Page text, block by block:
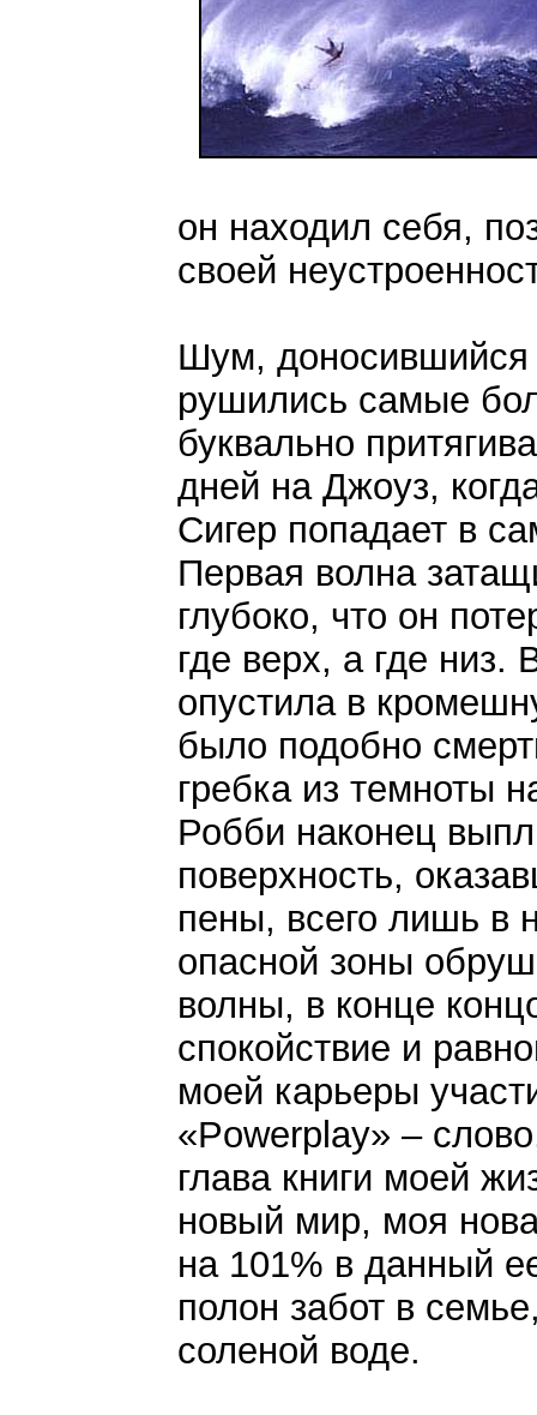
он находил себя,
своей
Шум, доносившийся
рушились самые
буквально
дней на Джоуз,
Сигер попадает в
Первая волна
глубоко, что он
где верх, а где низ.
опустила в
было подобно
гребка из темноты
Робби наконец
поверхность,
пены, всего лишь в
опасной зоны
волны, в конце
спокойствие и
моей карьеры
«Powerplay» –
глава книги моей
новый мир, моя
на 101% в данный
полон забот в
соленой воде.